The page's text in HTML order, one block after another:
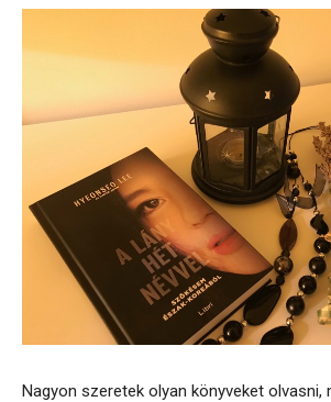
Nagyon szeretek olyan könyveket olvasni,